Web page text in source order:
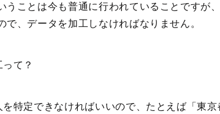
うことは今も普通に行われていることですが
で、データを加工しなければなりません。
て？
特定できなければいいので、たとえば「東